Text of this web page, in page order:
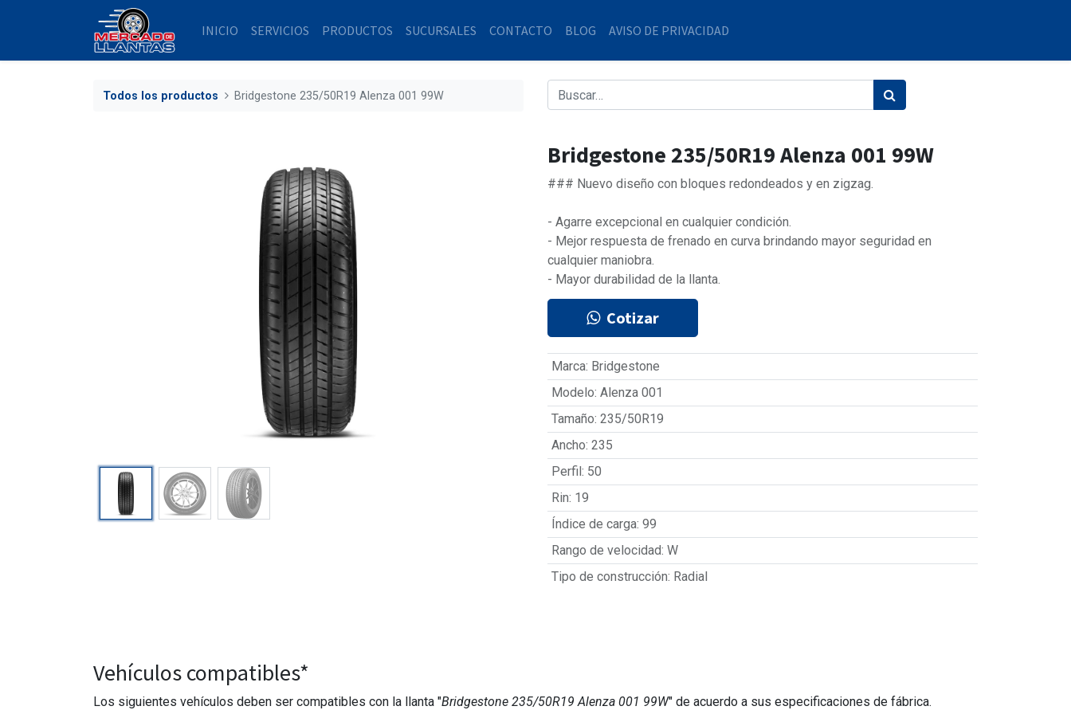
INICIO SERVICIOS PRODUCTOS SUCURSALES CONTACTO BLOG AVISO DE PRIVACIDAD
Todos los productos Bridgestone 235/50R19 Alenza 001 99W
Bridgestone 235/50R19 Alenza 001 99W
### Nuevo diseño con bloques redondeados y en zigzag.
- Agarre excepcional en cualquier condición.
- Mejor respuesta de frenado en curva brindando mayor seguridad en
cualquier maniobra.
- Mayor durabilidad de la llanta.
Cotizar
Marca: Bridgestone
Modelo: Alenza 001
Tamaño: 235/50R19
Ancho: 235
Perfil: 50
Rin: 19
Índice de carga: 99
Rango de velocidad: W
Tipo de construcción: Radial
Vehículos compatibles*
Los siguientes vehículos deben ser compatibles con la llanta "Bridgestone 235/50R19 Alenza 001 99W" de acuerdo a sus especificaciones de fábrica.